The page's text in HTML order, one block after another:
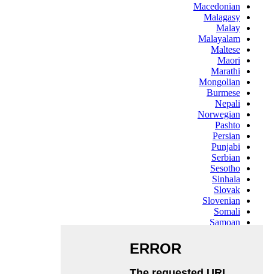
Macedonian
Malagasy
Malay
Malayalam
Maltese
Maori
Marathi
Mongolian
Burmese
Nepali
Norwegian
Pashto
Persian
Punjabi
Serbian
Sesotho
Sinhala
Slovak
Slovenian
Somali
Samoan